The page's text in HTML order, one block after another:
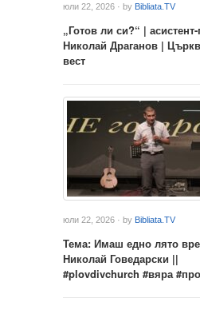
юли 22, 2026 · by Bibliata.TV
„Готов ли си?“ |
Николай Драганов |
вест
юли 22, 2026 · by Bibliata.TV
Тема: Имаш едно лято
Николай Говедарски ||
#plovdivchurch #вяра